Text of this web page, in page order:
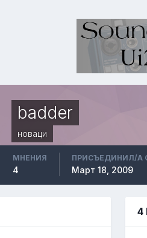
badder
новаци
МНЕНИЯ
4
ПРИСЪЕДИНИЛ/А
Март 18, 2009
4